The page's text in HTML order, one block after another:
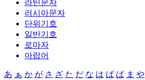
라틴문자
러시아문자
단위기호
일반기호
로마자
아랍어
あ ぁ か が さ ざ た だ な は ば ぱ ま や